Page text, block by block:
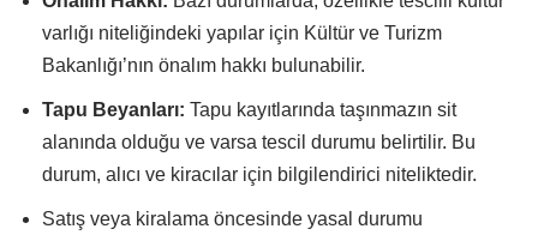
varlığı niteliğindeki yapılar için Kültür ve Turizm
Bakanlığı’nın önalım hakkı bulunabilir.
Tapu Beyanları: Tapu kayıtlarında taşınmazın sit
alanında olduğu ve varsa tescil durumu belirtilir. Bu
durum, alıcı ve kiracılar için bilgilendirici niteliktedir.
Satış veya kiralama öncesinde yasal durumu